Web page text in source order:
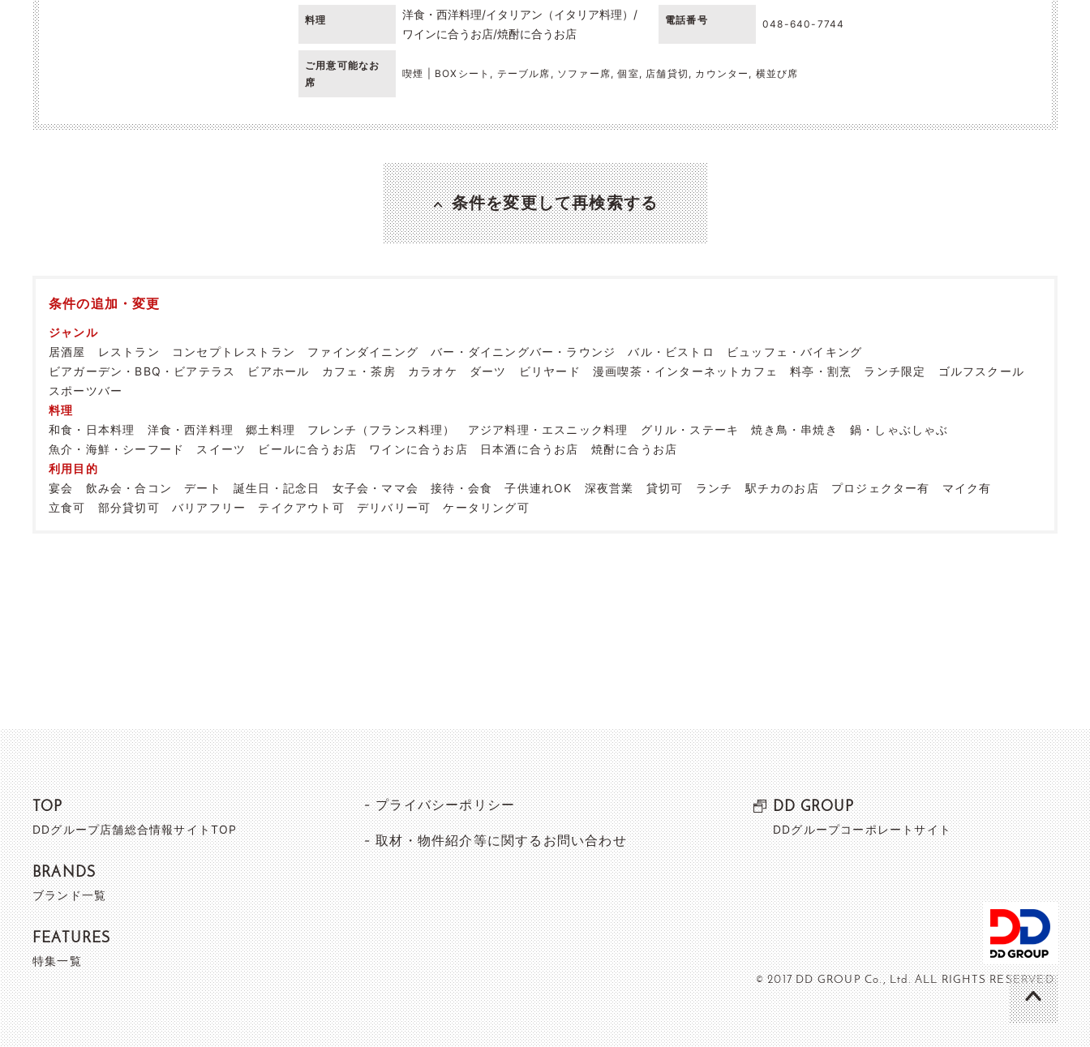
料理 洋食・西洋料理 イタリアン（イタリア料理）
ワインに合うお店 焼酎に合うお店
電話番号 048-640-7744
ご用意可能なお
席
喫煙 | BOXシート, テーブル席, ソファー席, 個室, 店舗貸切, カウンター, 横並び席
条件を変更して再検索する
条件の追加・変更
ジャンル
居酒屋
レストラン コンセプトレストラン ファインダイニング バー・ダイニングバー・ラウンジ バル・ビストロ
ビュッフェ・バイキング
ビアガーデン・BBQ・ビアテラス
ビアホール カフェ・茶房 カラオケ ダーツ ビリヤード 漫画喫茶・インターネットカフェ 料亭・割烹 ランチ限定
ゴルフスクール
スポーツバー
料理
和食・日本料理
洋食・西洋料理 郷土料理 フレンチ（フランス料理） アジア料理・エスニック料理 グリル・ステーキ 焼き鳥・串焼き
鍋・しゃぶしゃぶ
魚介・海鮮・シーフード
スイーツ ビールに合うお店 ワインに合うお店 日本酒に合うお店
焼酎に合うお店
利用目的
宴会
飲み会・合コン デート 誕生日・記念日 女子会・ママ会 接待・会食 子供連れOK 深夜営業 貸切可 ランチ 駅チカのお店 プロジェクター有
マイク有
立食可
部分貸切可 バリアフリー テイクアウト可 デリバリー可 ケータリング可
TOP
DDグループ店舗総合情報サイトTOP
BRANDS
ブランド一覧
FEATURES
特集一覧
プライバシーポリシー
取材・物件紹介等に関するお問い合わせ
DD GROUP
DDグループコーポレートサイト
© 2017 DD GROUP Co., Ltd. ALL RIGHTS RESERVED.